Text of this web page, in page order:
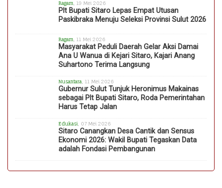
Ragam , 19 Mei 2026
Plt Bupati Sitaro Lepas Empat Utusan
Paskibraka Menuju Seleksi Provinsi Sulut 2026
Ragam , 11 Mei 2026
Masyarakat Peduli Daerah Gelar Aksi Damai
Ana U Wanua di Kejari Sitaro, Kajari Anang
Suhartono Terima Langsung
Nusantara , 11 Mei 2026
Gubernur Sulut Tunjuk Heronimus Makainas
sebagai Plt Bupati Sitaro, Roda Pemerintahan
Harus Tetap Jalan
Edukasi , 07 Mei 2026
Sitaro Canangkan Desa Cantik dan Sensus
Ekonomi 2026: Wakil Bupati Tegaskan Data
adalah Fondasi Pembangunan